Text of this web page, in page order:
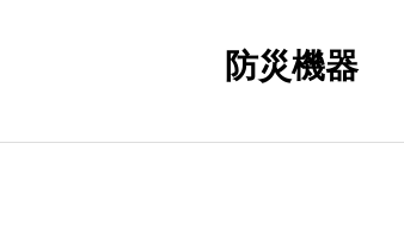
防災機器